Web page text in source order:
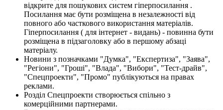
відкрите для пошукових систем гіперпосилання .
Посилання має бути розміщена в незалежності від
повного або часткового використання матеріалів.
Гіперпосилання ( для інтернет - видань) - повинна бути
розміщена в підзаголовку або в першому абзаці
матеріалу.
Новини з позначками "Думка", "Експертиза", "Заява",
"Регіони", "Гроші", "Влада", "Вибори", "Тест-драйв",
"Спецпроекти", "Промо" публікуються на правах
реклами.
Розділ Спецпроекти створюється спільно з
комерційними партнерами.